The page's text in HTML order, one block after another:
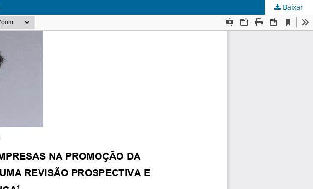
Baixar